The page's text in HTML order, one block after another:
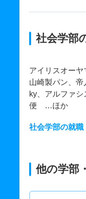
社会学部
アイリスオーヤ
山崎製パン、
ky、アルファ
便 …ほか
社会学部の就職
他の学部